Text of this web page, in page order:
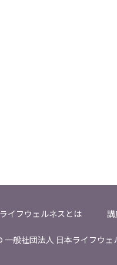
ライフウェルネスとは 講
般社団法人 日本ライフウェ